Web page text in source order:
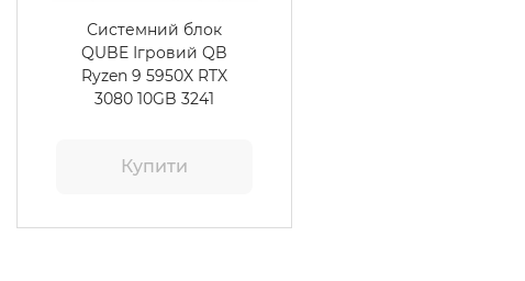
Системний блок
QUBE Ігровий QB
Ryzen 9 5950X RTX
3080 10GB 3241
Купити